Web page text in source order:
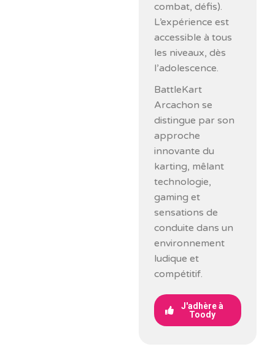
combat, défis).
L’expérience est
accessible à tous
les niveaux, dès
l’adolescence.
BattleKart
Arcachon se
distingue par son
approche
innovante du
karting, mêlant
technologie,
gaming et
sensations de
conduite dans un
environnement
ludique et
compétitif.
J'adhère à
Toody